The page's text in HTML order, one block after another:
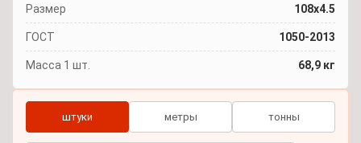
Размер 108x4.5
ГОСТ 1050-2013
Масса 1 шт. 68,9 кг
штуки метры тонны